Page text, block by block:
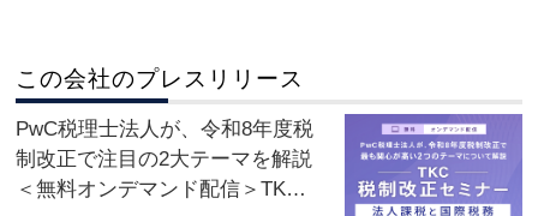
この会社のプレスリリース
PwC税理士法人が、令和8年度税
制改正で注目の2大テーマを解説
＜無料オンデマンド配信＞TKC